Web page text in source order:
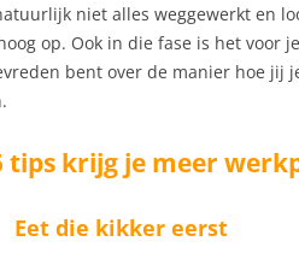
niet alles weggewerkt en
op. Ook in die fase is het voor
bent over de manier hoe jij
tips krijg je meer
Eet die kikker eerst